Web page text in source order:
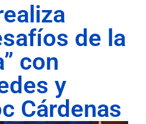
de la
con
y
Cárdenas